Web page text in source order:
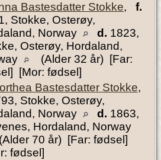
Bastesdatter Stokke, f.
Stokke, Osterøy,
Norway
d. 1823,
Osterøy, Hordaland,
(Alder 32 år) [Far:
[Mor: fødsel]
Bastesdatter Stokke,
Stokke, Osterøy,
Norway
d. 1863,
Hordaland, Norway
(Alder 70 år) [Far: fødsel]
fødsel]